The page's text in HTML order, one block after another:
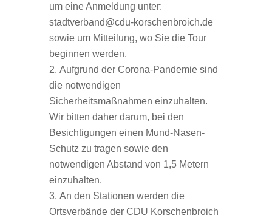
um eine Anmeldung unter:
stadtverband@cdu-korschenbroich.de
sowie um Mitteilung, wo Sie die Tour
beginnen werden.
Aufgrund der Corona-Pandemie sind
die notwendigen
Sicherheitsmaßnahmen einzuhalten.
Wir bitten daher darum, bei den
Besichtigungen einen Mund-Nasen-
Schutz zu tragen sowie den
notwendigen Abstand von 1,5 Metern
einzuhalten.
An den Stationen werden die
Ortsverbände der CDU Korschenbroich